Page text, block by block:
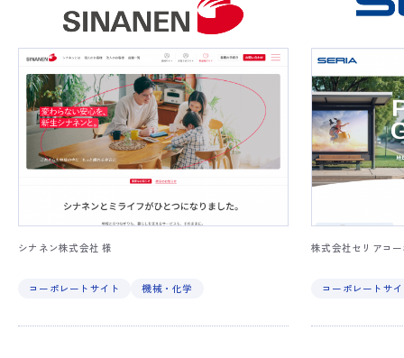
シナネン株式会社 様
コーポレートサイト 機械・化学
株式会社セリアコ
コーポレートサ